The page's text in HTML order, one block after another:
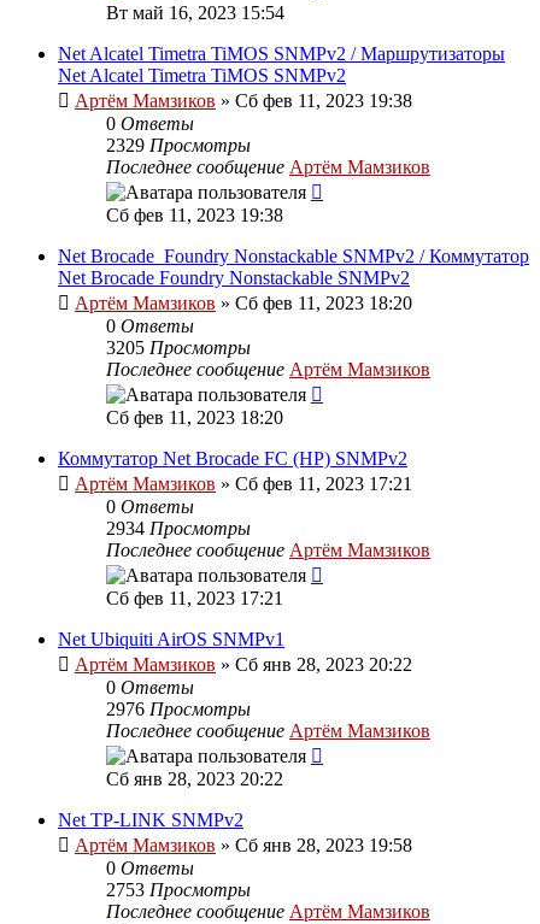
Вт май 16, 2023 15:54
Net Alcatel Timetra TiMOS SNMPv2 / Маршрутизаторы
Net Alcatel Timetra TiMOS SNMPv2
Артём Мамзиков » Сб фев 11, 2023 19:38
0 Ответы
2329 Просмотры
Последнее сообщение Артём Мамзиков
Сб фев 11, 2023 19:38
Net Brocade_Foundry Nonstackable SNMPv2 / Коммутатор
Net Brocade Foundry Nonstackable SNMPv2
Артём Мамзиков » Сб фев 11, 2023 18:20
0 Ответы
3205 Просмотры
Последнее сообщение Артём Мамзиков
Сб фев 11, 2023 18:20
Коммутатор Net Brocade FC (HP) SNMPv2
Артём Мамзиков » Сб фев 11, 2023 17:21
0 Ответы
2934 Просмотры
Последнее сообщение Артём Мамзиков
Сб фев 11, 2023 17:21
Net Ubiquiti AirOS SNMPv1
Артём Мамзиков » Сб янв 28, 2023 20:22
0 Ответы
2976 Просмотры
Последнее сообщение Артём Мамзиков
Сб янв 28, 2023 20:22
Net TP-LINK SNMPv2
Артём Мамзиков » Сб янв 28, 2023 19:58
0 Ответы
2753 Просмотры
Последнее сообщение Артём Мамзиков